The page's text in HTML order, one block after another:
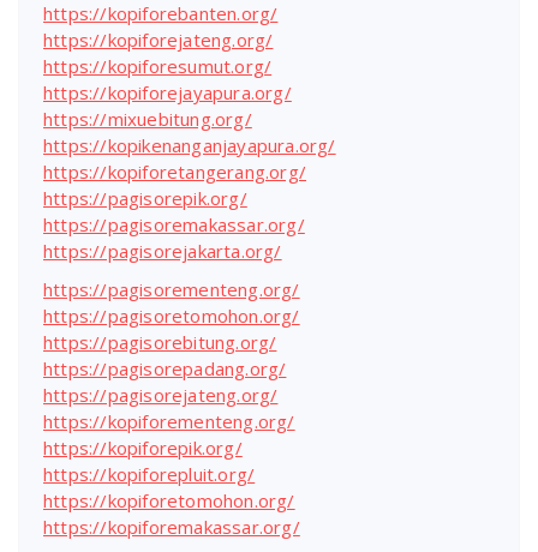
https://kopiforebanten.org/
https://kopiforejateng.org/
https://kopiforesumut.org/
https://kopiforejayapura.org/
https://mixuebitung.org/
https://kopikenanganjayapura.org/
https://kopiforetangerang.org/
https://pagisorepik.org/
https://pagisoremakassar.org/
https://pagisorejakarta.org/
https://pagisorementeng.org/
https://pagisoretomohon.org/
https://pagisorebitung.org/
https://pagisorepadang.org/
https://pagisorejateng.org/
https://kopiforementeng.org/
https://kopiforepik.org/
https://kopiforepluit.org/
https://kopiforetomohon.org/
https://kopiforemakassar.org/